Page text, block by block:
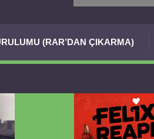
(RAR’DAN ÇIKARMA)